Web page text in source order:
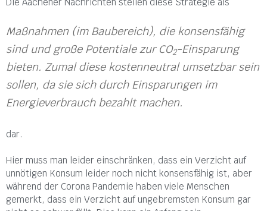
Maßnahmen (im Baubereich), die konsensfähig
sind und große Potentiale zur CO2-Einsparung
bieten. Zumal diese kostenneutral umsetzbar sein
sollen, da sie sich durch Einsparungen im
Energieverbrauch bezahlt machen.
dar.
Hier muss man leider einschränken, dass ein Verzicht auf
unnötigen Konsum leider noch nicht konsensfähig ist, aber
während der Corona Pandemie haben viele Menschen
gemerkt, dass ein Verzicht auf ungebremsten Konsum gar